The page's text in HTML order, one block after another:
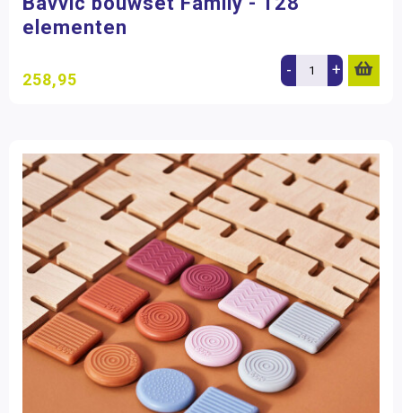
elementen
258,95 - +